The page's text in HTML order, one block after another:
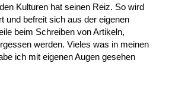
Kulturen hat seinen Reiz. So wird
und befreit sich aus der eigenen
beim Schreiben von Artikeln,
werden. Vieles was in meinen
ich mit eigenen Augen gesehen